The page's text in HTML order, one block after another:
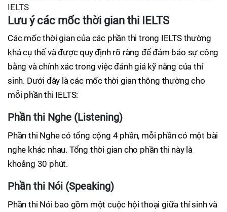
IELTS
Lưu ý các mốc thời gian thi IELTS
Các mốc thời gian của các phần thi trong IELTS thường
khá cụ thể và được quy định rõ ràng để đảm bảo sự công
bằng và chính xác trong việc đánh giá kỹ năng của thí
sinh. Dưới đây là các mốc thời gian thông thường cho
mỗi phần thi IELTS:
Phần thi Nghe (Listening)
Phần thi Nghe có tổng cộng 4 phần, mỗi phần có một bài
nghe khác nhau. Tổng thời gian cho phần thi này là
khoảng 30 phút.
Phần thi Nói (Speaking)
Phần thi Nói bao gồm một cuộc hội thoại giữa thí sinh và